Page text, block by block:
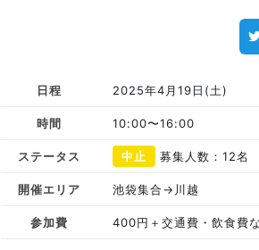
日程 2025年4月19日(土)
時間 10:00〜16:00
ステータス 中止 募集人数：12名
開催エリア 池袋集合→川越
参加費 400円＋交通費・飲食費